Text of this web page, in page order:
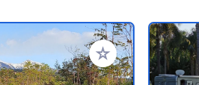
Add to your favorites